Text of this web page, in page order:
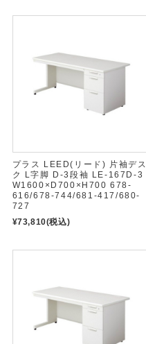
プラス LEED(リード) 片袖デス
ク L字脚 D-3段袖 LE-167D-3
W1600×D700×H700 678-
616/678-744/681-417/680-
727
¥73,810(税込)